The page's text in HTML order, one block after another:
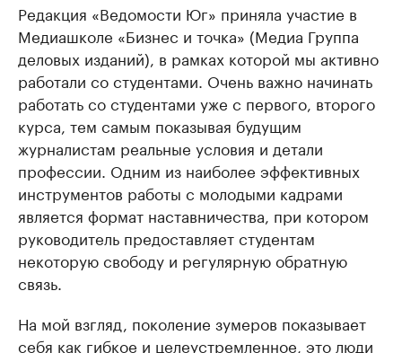
Редакция «Ведомости Юг» приняла участие в
Медиашколе «Бизнес и точка» (Медиа Группа
деловых изданий), в рамках которой мы активно
работали со студентами. Очень важно начинать
работать со студентами уже с первого, второго
курса, тем самым показывая будущим
журналистам реальные условия и детали
профессии. Одним из наиболее эффективных
инструментов работы с молодыми кадрами
является формат наставничества, при котором
руководитель предоставляет студентам
некоторую свободу и регулярную обратную
связь.
На мой взгляд, поколение зумеров показывает
себя как гибкое и целеустремленное, это люди